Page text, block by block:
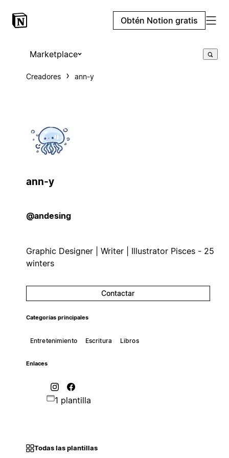
Obtén Notion gratis
Marketplace
Creadores ann-y
ann-y
@andesing
Graphic Designer | Writer | Illustrator Pisces - 25
winters
Contactar
Categorías principales
Entretenimiento Escritura Libros
Enlaces
1 plantilla
Todas las plantillas